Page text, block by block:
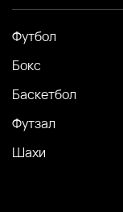
Футбол
Бокс
Баскетбол
Футзал
Шахи